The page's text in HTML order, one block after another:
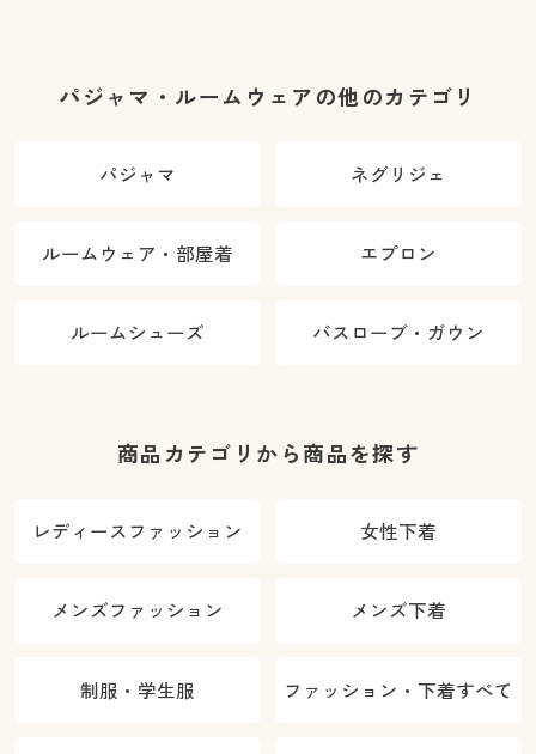
パジャマ・ルームウェアの他のカテゴリ
パジャマ ネグリジェ
ルームウェア・部屋着 エプロン
ルームシューズ バスローブ・ガウン
商品カテゴリから商品を探す
レディースファッション 女性下着
メンズファッション メンズ下着
制服・学生服 ファッション・下着すべて